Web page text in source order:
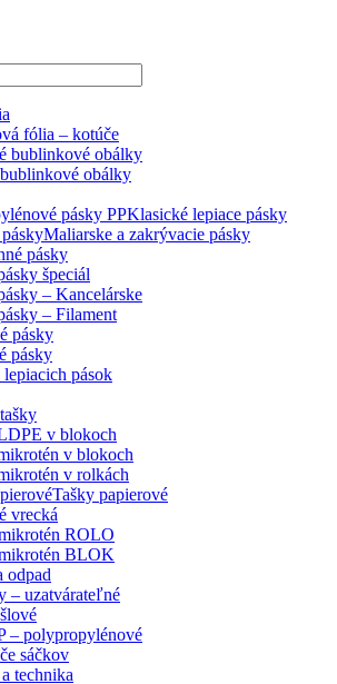
fólia – kotúče
bublinkové obálky
obálky
pásky PPKlasické lepiace pásky
Maliarske a zakrývacie pásky
pásky
špeciál
– Kancelárske
– Filament
pásky
pásky
pások
v blokoch
v blokoch
v rolkách
Tašky papierové
vrecká
ROLO
BLOK
odpad
– uzatvárateľné
– polypropylénové
sáčkov
technika